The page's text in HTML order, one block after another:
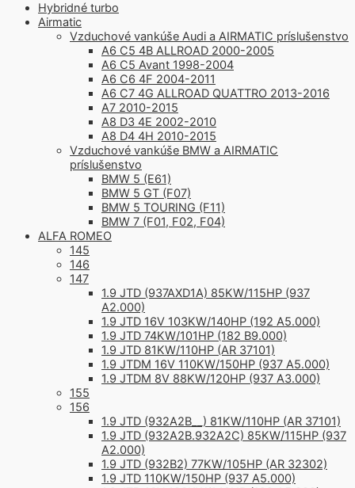
Hybridné turbo
Airmatic
Vzduchové vankúše Audi a AIRMATIC príslušenstvo
A6 C5 4B ALLROAD 2000-2005
A6 C5 Avant 1998-2004
A6 C6 4F 2004-2011
A6 C7 4G ALLROAD QUATTRO 2013-2016
A7 2010-2015
A8 D3 4E 2002-2010
A8 D4 4H 2010-2015
Vzduchové vankúše BMW a AIRMATIC
príslušenstvo
BMW 5 (E61)
BMW 5 GT (F07)
BMW 5 TOURING (F11)
BMW 7 (F01, F02, F04)
ALFA ROMEO
145
146
147
1.9 JTD (937AXD1A) 85KW/115HP (937
A2.000)
1.9 JTD 16V 103KW/140HP (192 A5.000)
1.9 JTD 74KW/101HP (182 B9.000)
1.9 JTD 81KW/110HP (AR 37101)
1.9 JTDM 16V 110KW/150HP (937 A5.000)
1.9 JTDM 8V 88KW/120HP (937 A3.000)
155
156
1.9 JTD (932A2B__) 81KW/110HP (AR 37101)
1.9 JTD (932A2B.932A2C) 85KW/115HP (937
A2.000)
1.9 JTD (932B2) 77KW/105HP (AR 32302)
1.9 JTD 110KW/150HP (937 A5.000)